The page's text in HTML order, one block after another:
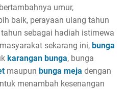
umur,
baik, perayaan ulang tahun
sebagai hadiah istimewa
sekarang ini, bunga
karangan bunga, bunga
maupun bunga meja dengan
menambah kesenangan